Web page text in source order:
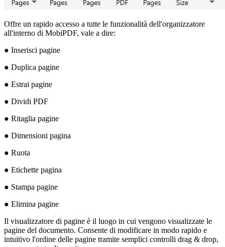
Offre un rapido accesso a tutte le funzionalità dell'organizzatore
all'interno di MobiPDF, vale a dire:
● Inserisci pagine
● Duplica pagine
● Estrai pagine
● Dividi PDF
● Ritaglia pagine
● Dimensioni pagina
● Ruota
● Etichette pagina
● Stampa pagine
● Elimina pagine
Il visualizzatore di pagine è il luogo in cui vengono visualizzate le
pagine del documento. Consente di modificare in modo rapido e
intuitivo l'ordine delle pagine tramite semplici controlli drag & drop,